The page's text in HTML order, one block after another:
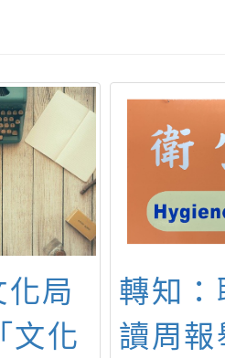
局
文化
轉知
讀周